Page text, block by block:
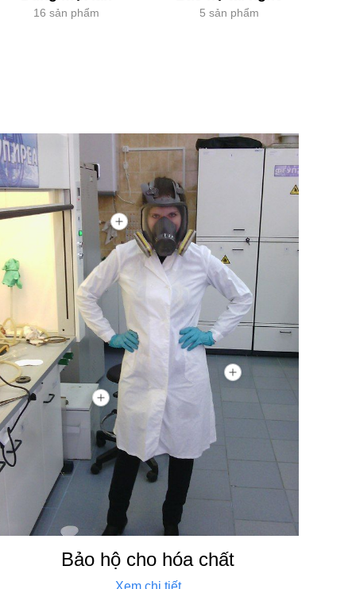
16 sản phẩm 5 sản phẩm
Bảo hộ cho hóa chất